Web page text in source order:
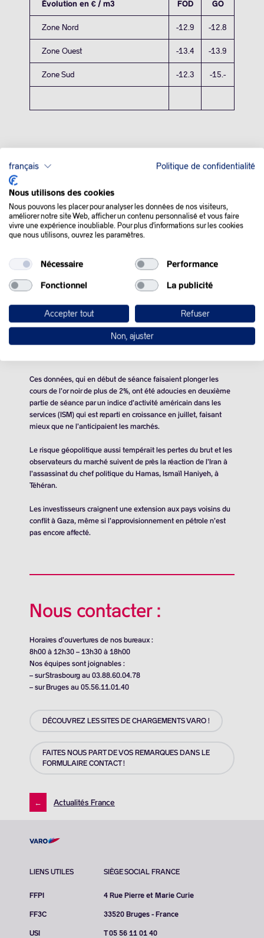
Évolution en € / m3 FOD GO
Zone Nord -12.9 -12.8
Zone Ouest -13.4 -13.9
Zone Sud -12.3 -15.-
QUE SE PASSE-T-IL
DANS LE MONDE :
Les prix du pétrole, tombés à l’ouverture au plus bas depuis six
Etats-Unis et en Chine, ont modéré leur baisse lundi.
L’état de santé de l’économie chinoise, premier importateur
tassement de sa croissance au deuxième trimestre.
Le géant asiatique est en proie à une crise inédite de son vaste
secteur immobilier, à une consommation toujours faible et à un
Ces données, qui en début de séance faisaient plonger les
cours de l’or noir de plus de 2%, ont été adoucies en deuxième
partie de séance par un indice d’activité américain dans les
services (ISM) qui est reparti en croissance en juillet, faisant
mieux que ne l’anticipaient les marchés.
Le risque géopolitique aussi tempérait les pertes du brut et les
observateurs du marché suivent de près la réaction de l’Iran à
l’assassinat du chef politique du Hamas, Ismaïl Haniyeh, à
Téhéran.
Les investisseurs craignent une extension aux pays voisins du
conflit à Gaza, même si l’approvisionnement en pétrole n’est
pas encore affecté.
Nous contacter :
Horaires d’ouvertures de nos bureaux :
8h00 à 12h30 – 13h30 à 18h00
Nos équipes sont joignables :
– sur Strasbourg au 03.88.60.04.78
– sur Bruges au 05.56.11.01.40
DÉCOUVREZ LES SITES DE CHARGEMENTS VARO !
FAITES NOUS PART DE VOS REMARQUES DANS LE
FORMULAIRE CONTACT !
← Actualités France
LIENS UTILES
FFPI
FF3C
USI
SIÈGE SOCIAL FRANCE
4 Rue Pierre et Marie Curie
33520 Bruges - France
T 05 56 11 01 40
français Politique de confidentialité
Nous utilisons des cookies
Nous pouvons les placer pour analyser les données de nos visiteurs,
améliorer notre site Web, afficher un contenu personnalisé et vous faire
vivre une expérience inoubliable. Pour plus d'informations sur les cookies
que nous utilisons, ouvrez les paramètres.
Nécessaire Performance
Fonctionnel La publicité
Accepter tout Refuser
Non, ajuster